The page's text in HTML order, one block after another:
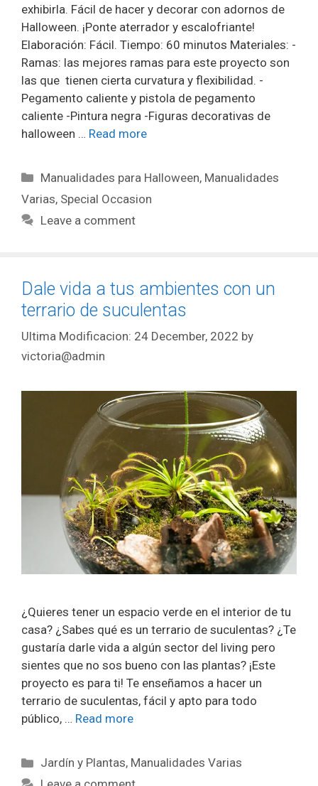
exhibirla. Fácil de hacer y decorar con adornos de
Halloween. ¡Ponte aterrador y escalofriante!
Elaboración: Fácil. Tiempo: 60 minutos Materiales: -
Ramas: las mejores ramas para este proyecto son
las que tienen cierta curvatura y flexibilidad. -
Pegamento caliente y pistola de pegamento
caliente -Pintura negra -Figuras decorativas de
halloween … Read more
Manualidades para Halloween, Manualidades
Varias, Special Occasion
Leave a comment
Dale vida a tus ambientes con un
terrario de suculentas
24 December, 2022 by
victoria@admin
¿Quieres tener un espacio verde en el interior de tu
casa? ¿Sabes qué es un terrario de suculentas? ¿Te
gustaría darle vida a algún sector del living pero
sientes que no sos bueno con las plantas? ¡Este
proyecto es para ti! Te enseñamos a hacer un
terrario de suculentas, fácil y apto para todo
público, … Read more
Jardín y Plantas, Manualidades Varias